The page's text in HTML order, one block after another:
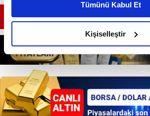
daha iyi reklam deneyimi yaşatabiliriz.
amacımızın size daha iyi bir reklam
olduğunu ve sizlere en iyi içerikleri
elimizden gelen çabayı gösterdiğimizi
reklamların maliyetlerimizi karşılamak
kalemimiz olduğunu sizlere hatırlatmak
Her halükârda, kullanıcılar, bu
takdirde, kullanıcılara hedefli reklamlar
Tümünü Kabul Et
Kişiselleştir
GÜNÜN EN ÖNEMLİ